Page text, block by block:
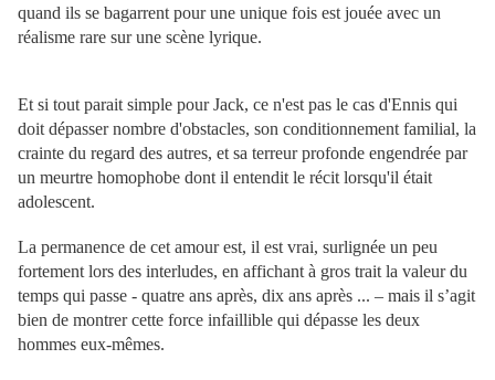
quand ils se bagarrent pour une unique fois est jouée avec un
réalisme rare sur une scène lyrique.
Et si tout parait simple pour Jack, ce n'est pas le cas d'Ennis qui
doit dépasser nombre d'obstacles, son conditionnement familial, la
crainte du regard des autres, et sa terreur profonde engendrée par
un meurtre homophobe dont il entendit le récit lorsqu'il était
adolescent.
La permanence de cet amour est, il est vrai, surlignée un peu
fortement lors des interludes, en affichant à gros trait la valeur du
temps qui passe - quatre ans après, dix ans après ... – mais il s’agit
bien de montrer cette force infaillible qui dépasse les deux
hommes eux-mêmes.